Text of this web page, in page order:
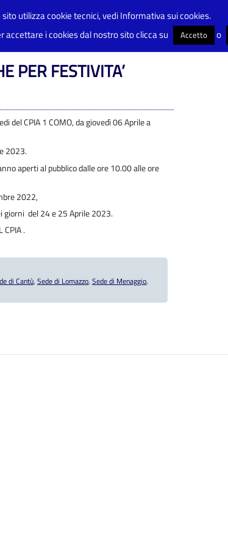
ATTIVITA’ DIDATTICHE PER FESTIVITA’
PER FESTIVITA’
del CPIA 1 COMO, da giovedì 06 Aprile a
2023.
aperti al pubblico dalle ore 10.00 alle ore
2022,
del 24 e 25 Aprile 2023.
CPIA .
di Cantù, Sede di Lomazzo, Sede di Menaggio,
utilizza cookie tecnici, vedi Informativa sui cookies.
accettare i cookies dal nostro sito clicca su Accetto o